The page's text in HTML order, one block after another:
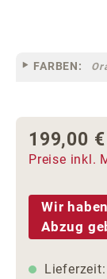
FARBEN:
Regulärer
199,00 €
Preise inkl.
Wir
Abzug